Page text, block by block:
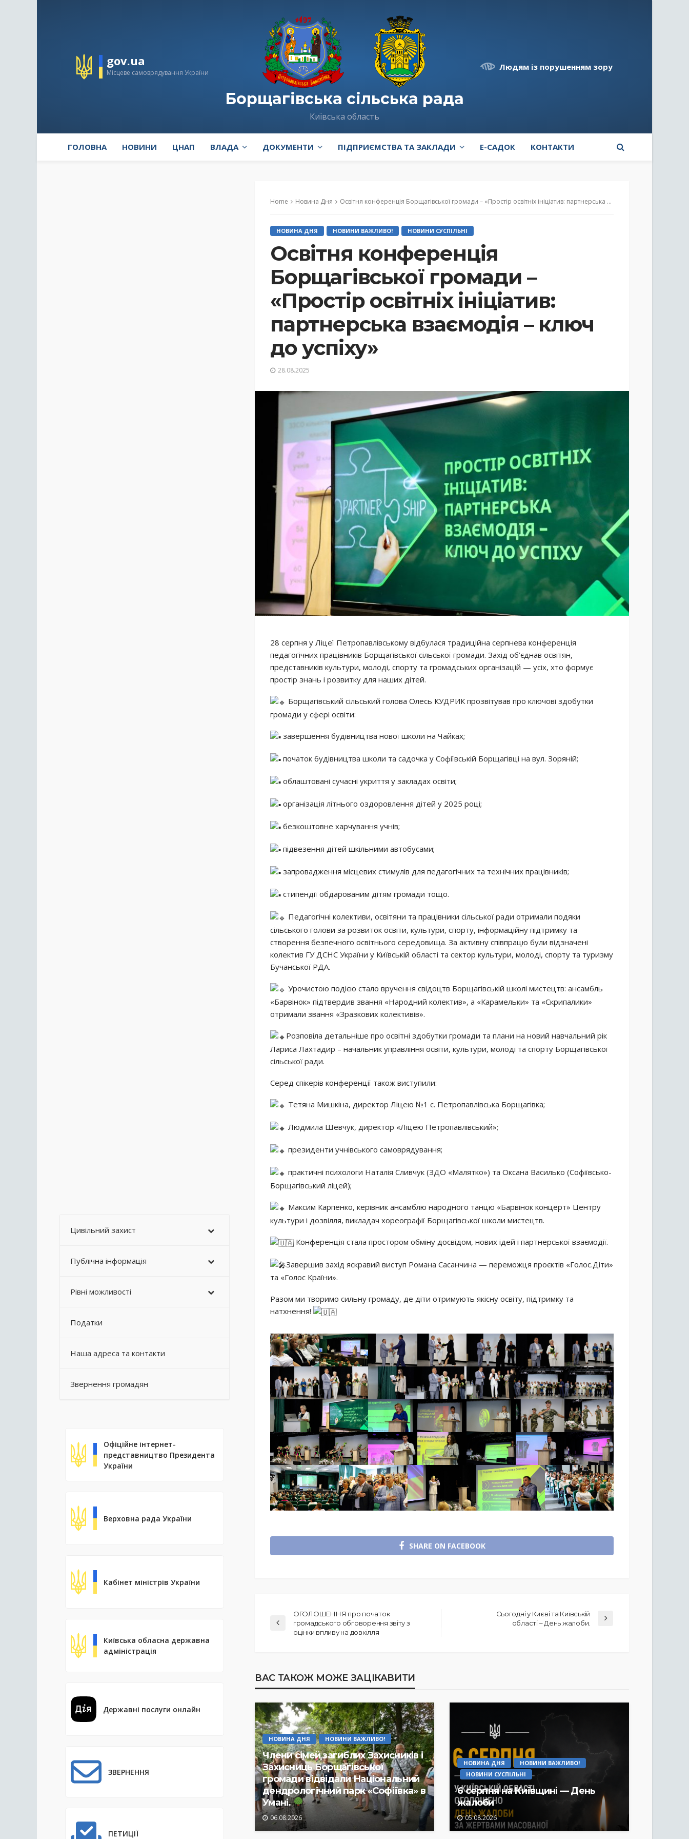
gov.ua
Місцеве самоврядування України
Борщагівська сільська рада
Київська область
Людям із порушенням зору
ГОЛОВНА НОВИНИ ЦНАП ВЛАДА ДОКУМЕНТИ ПІДПРИЄМСТВА ТА ЗАКЛАДИ E-САДОК КОНТАКТИ
Home Новина Дня Освітня конференція Борщагівської громади – «Простір освітніх ініціатив: партнерська взаємодія – ключ до успіху»
НОВИНА ДНЯ НОВИНИ ВАЖЛИВО! НОВИНИ СУСПІЛЬНІ
Освітня конференція
Борщагівської громади –
«Простір освітніх ініціатив:
партнерська взаємодія – ключ
до успіху»
28.08.2025
28 серпня у Ліцеї Петропавлівському відбулася традиційна серпнева конференція
педагогічних працівників Борщагівської сільської громади. Захід об’єднав освітян,
представників культури, молоді, спорту та громадських організацій — усіх, хто формує
простір знань і розвитку для наших дітей.
Борщагівський сільський голова Олесь КУДРИК прозвітував про ключові здобутки
громади у сфері освіти:
завершення будівництва нової школи на Чайках;
початок будівництва школи та садочка у Софіївській Борщагівці на вул. Зоряній;
облаштовані сучасні укриття у закладах освіти;
організація літнього оздоровлення дітей у 2025 році;
безкоштовне харчування учнів;
підвезення дітей шкільними автобусами;
запровадження місцевих стимулів для педагогічних та технічних працівників;
стипендії обдарованим дітям громади тощо.
Педагогічні колективи, освітяни та працівники сільської ради отримали подяки
сільського голови за розвиток освіти, культури, спорту, інформаційну підтримку та
створення безпечного освітнього середовища. За активну співпрацю були відзначені
колектив ГУ ДСНС України у Київській області та сектор культури, молоді, спорту та туризму
Бучанської РДА.
Урочистою подією стало вручення свідоцтв Борщагівській школі мистецтв: ансамбль
«Барвінок» підтвердив звання «Народний колектив», а «Карамельки» та «Скрипалики»
отримали звання «Зразкових колективів».
Розповіла детальніше про освітні здобутки громади та плани на новий навчальний рік
Лариса Лахтадир – начальник управління освіти, культури, молоді та спорту Борщагівської
сільської ради.
Серед спікерів конференції також виступили:
Тетяна Мишкіна, директор Ліцею №1 с. Петропавлівська Борщагівка;
Людмила Шевчук, директор «Ліцею Петропавлівський»;
президенти учнівського самоврядування;
практичні психологи Наталія Сливчук (ЗДО «Малятко») та Оксана Василько (Софіївсько-
Борщагівський ліцей);
Максим Карпенко, керівник ансамблю народного танцю «Барвінок концерт» Центру
культури і дозвілля, викладач хореографії Борщагівської школи мистецтв.
Конференція стала простором обміну досвідом, нових ідей і партнерської взаємодії.
Завершив захід яскравий виступ Романа Сасанчина — переможця проєктів «Голос.Діти»
та «Голос Країни».
Разом ми творимо сильну громаду, де діти отримують якісну освіту, підтримку та
натхнення!
SHARE ON FACEBOOK
ОГОЛОШЕННЯ про початок
громадського обговорення звіту з
оцінки впливу на довкілля
Сьогодні у Києві та Київській
області – День жалоби.
ВАС ТАКОЖ МОЖЕ ЗАЦІКАВИТИ
НОВИНА ДНЯ НОВИНИ ВАЖЛИВО!
Члени сімей загиблих Захисників і
Захисниць Борщагівської
громади відвідали Національний
дендрологічний парк «Софіївка» в
Умані.
06.08.2026
НОВИНА ДНЯ
НОВИНИ ВАЖЛИВО!
НОВИНИ СУСПІЛЬНІ
6 серпня на Київщині — День
жалоби
05.08.2026
Цивільний захист
Публічна інформація
Рівні можливості
Податки
Наша адреса та контакти
Звернення громадян
Офіційне інтернет-
представництво Президента
України
Верховна рада України
Кабінет міністрів України
Київська обласна державна
адміністрація
Державні послуги онлайн
ЗВЕРНЕННЯ
ПЕТИЦІЇ